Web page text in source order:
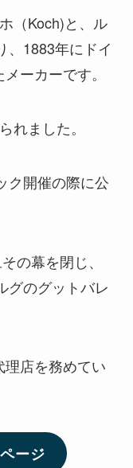
（Koch)と、ル
、1883年にドイ
ーカーです。
れました。
ク開催の際に公
の幕を閉じ、
グのグットバレ
店を務めてい
ージ